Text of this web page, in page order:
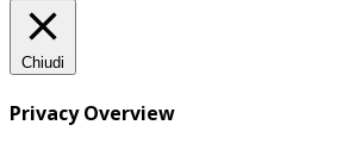
Chiudi
Privacy Overview